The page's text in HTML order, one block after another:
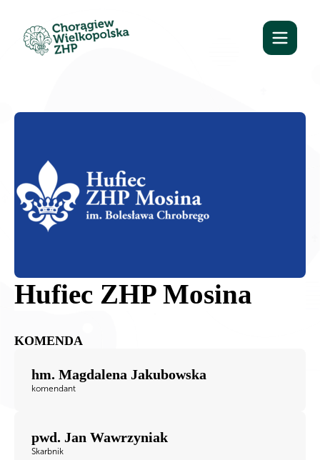
Hufiec ZHP Mosina
KOMENDA
hm. Magdalena Jakubowska
komendant
pwd. Jan Wawrzyniak
Skarbnik